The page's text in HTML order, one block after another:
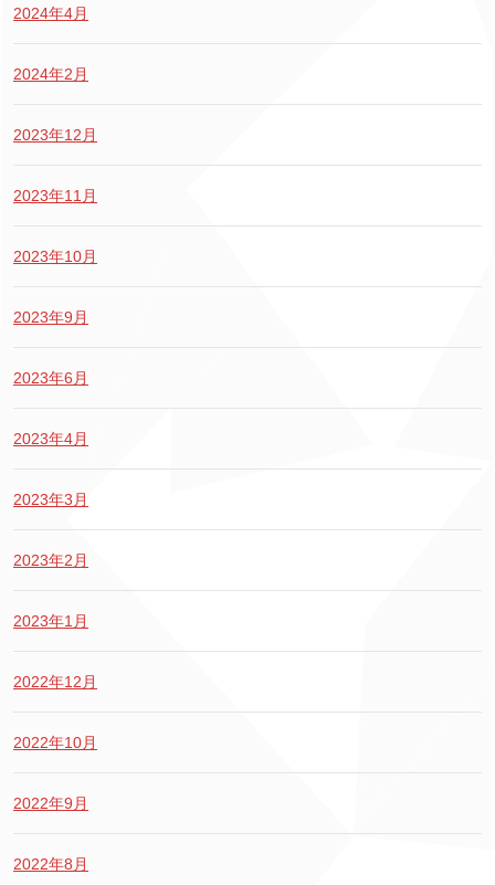
2024年4月
2024年2月
2023年12月
2023年11月
2023年10月
2023年9月
2023年6月
2023年4月
2023年3月
2023年2月
2023年1月
2022年12月
2022年10月
2022年9月
2022年8月